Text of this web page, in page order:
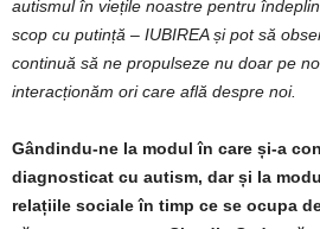
autismul în viețile noastre pentru
scop cu putință – IUBIREA și pot să
continuă să ne propulseze nu doar pe
interacționăm ori care află despre noi.
Gândindu-ne la modul în care și-a
diagnosticat cu autism, dar și la
relațiile sociale în timp ce se ocupa